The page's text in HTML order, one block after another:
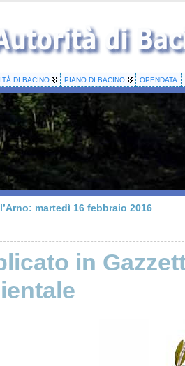
DI BACINO PIANO DI BACINO OPENDATA
martedì 16 febbraio 2016
in